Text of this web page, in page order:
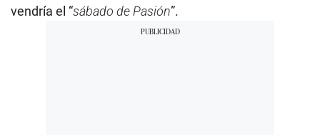
vendría el “sábado de Pasión”.